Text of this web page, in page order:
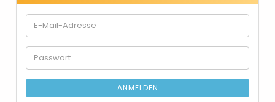
E-
Mail-
Adresse
Passwort
ANMELDEN